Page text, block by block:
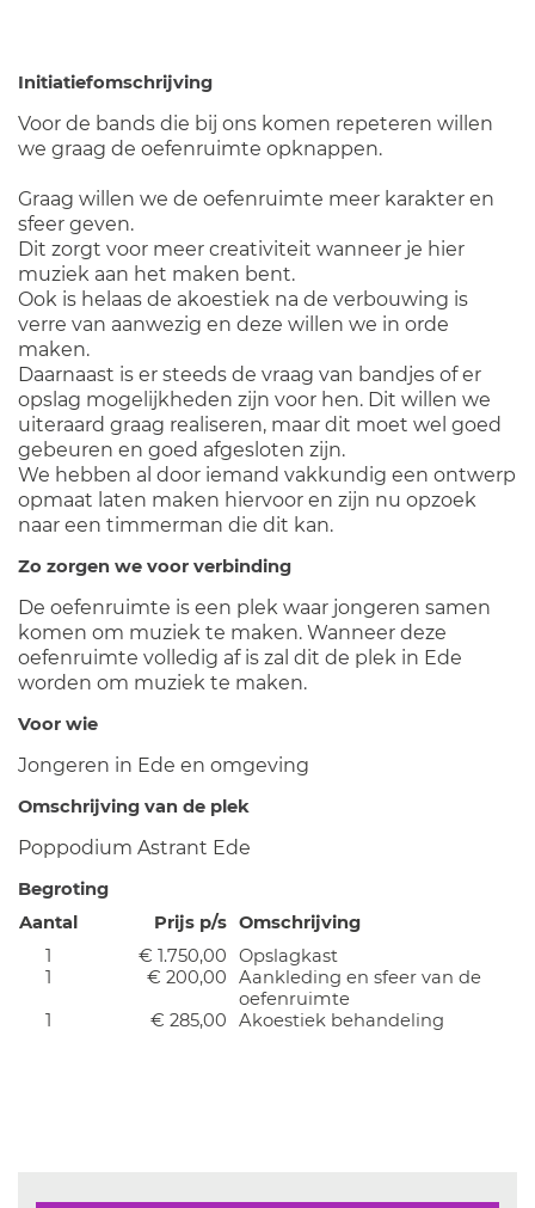
Initiatiefomschrijving
Voor de bands die bij ons komen repeteren willen
we graag de oefenruimte opknappen.
Graag willen we de oefenruimte meer karakter en
sfeer geven.
Dit zorgt voor meer creativiteit wanneer je hier
muziek aan het maken bent.
Ook is helaas de akoestiek na de verbouwing is
verre van aanwezig en deze willen we in orde
maken.
Daarnaast is er steeds de vraag van bandjes of er
opslag mogelijkheden zijn voor hen. Dit willen we
uiteraard graag realiseren, maar dit moet wel goed
gebeuren en goed afgesloten zijn.
We hebben al door iemand vakkundig een ontwerp
opmaat laten maken hiervoor en zijn nu opzoek
naar een timmerman die dit kan.
Zo zorgen we voor verbinding
De oefenruimte is een plek waar jongeren samen
komen om muziek te maken. Wanneer deze
oefenruimte volledig af is zal dit de plek in Ede
worden om muziek te maken.
Voor wie
Jongeren in Ede en omgeving
Omschrijving van de plek
Poppodium Astrant Ede
Begroting
Aantal
Prijs p/s Omschrijving
1
€ 1.750,00
Opslagkast
1
€ 200,00
Aankleding en sfeer van de
oefenruimte
1
€ 285,00 Akoestiek behandeling